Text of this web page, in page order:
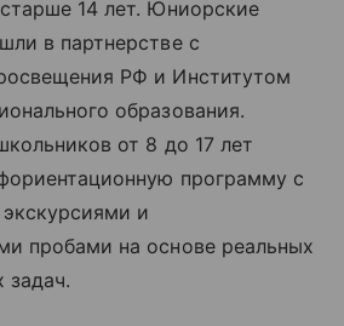
14 лет. Юниорские
в партнерстве с
РФ и Институтом
образования.
от 8 до 17 лет
программу с
и
пробами на основе реальных
задач.